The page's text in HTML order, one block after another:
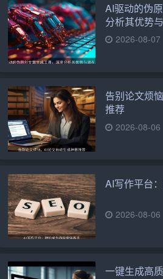
AI驱动的伪
分析其优势
2026-08-07
告别论文烦
推荐
2026-08-06
AI写作平台
2026-08-06
一键生成高